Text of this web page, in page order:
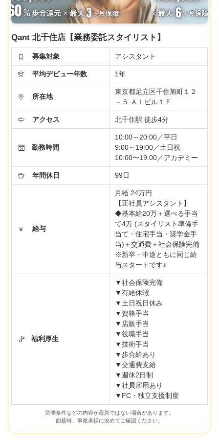
Qant 北千住店【業務委託スタイリスト】
募集対象 アシスタント
平均デビュー年数 1年
所在地
東京都足立区千住旭町１２
－５ ＡＩビル１Ｆ
アクセス 北千住駅 徒歩4分
勤務時間
10:00～20:00／平日
9:00～19:00／土日祝
10:00〜19:00／アカデミー
年間休日 99日
給与
月給 24万円
【正社員アシスタント】
◆基本給20万＋選べる手当
て4万 (スタイリスト準備手
当て・住宅手当・奨学金手
当)＋交通費＋社会保険完備
※新卒・中途ともに同じ給
与スタートです♪
福利厚生
▼社会保険完備
▼有給休暇
▼土日祝日休み
▼資格手当
▼店販手当
▼役職手当
▼技術手当
▼歩合給あり
▼交通費支給
▼週休2日制
▼社員雇用あり
▼FC・独立支援制度
労働条件などの内容が最新ではない場合があります。
面接時、事業者様に改めてご確認ください。